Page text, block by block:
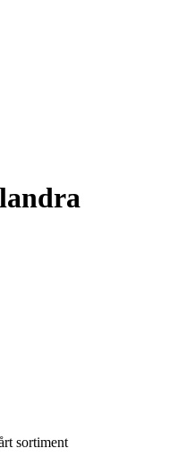
sortiment